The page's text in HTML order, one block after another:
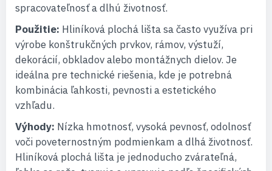
spracovateľnosť a dlhú životnosť.
Použitie: Hliníková plochá lišta sa často využíva pri
výrobe konštrukčných prvkov, rámov, výstuží,
dekorácií, obkladov alebo montážnych dielov. Je
ideálna pre technické riešenia, kde je potrebná
kombinácia ľahkosti, pevnosti a estetického
vzhľadu.
Výhody: Nízka hmotnosť, vysoká pevnosť, odolnosť
voči poveternostným podmienkam a dlhá životnosť.
Hliníková plochá lišta je jednoducho zvárateľná,